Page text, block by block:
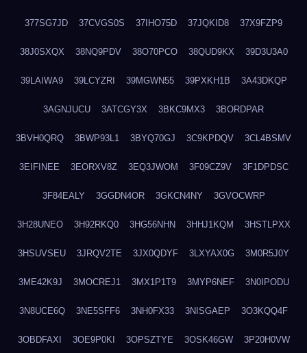
377SG7JD 37CVGS0S 37IHO75D 37JQKID8 37X9FZP9
38J0SXQX 38NQ9PDV 38O70PCO 38QUD9KX 39D3U3A0
39LAIWA9 39LCYZRI 39MGWN55 39PXKH1B 3A43DKQP
3AGNJUCU 3ATCGY3X 3BKC9MX3 3BORDPAR
3BVH0QRQ 3BWP93L1 3BYQ70GJ 3C9KPDQV 3CL4BSMV
3EIFINEE 3EORXV8Z 3EQ3JWOM 3F09CZ9V 3F1DPDSC
3F84EALY 3GGDN4OR 3GKCN4NY 3GVOCWRP
3H28UNEO 3H92RKQ0 3HG56NHN 3HHJ1KQM 3HSTLPXX
3HSUVSEU 3JRQV2TE 3JX0QDYF 3LXYAX0G 3M0R5J0Y
3ME42K9J 3MOCREJ1 3MX1P1T9 3MYP6NEF 3N0IPODU
3N8UCE6Q 3NE5SFF6 3NH0FX33 3NISGAEP 3O3KQQ4F
3OBDFAXI 3OE9P0KI 3OPSZTYE 3OSK46GW 3P20H0VW